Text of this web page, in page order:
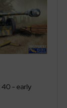
40 - early